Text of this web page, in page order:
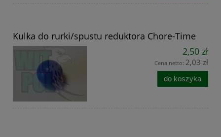
Kulka do rurki/spustu reduktora Chore-Time
2,50 zł
Cena netto: 2,03 zł
do koszyka